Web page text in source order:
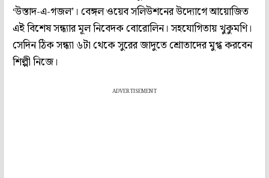
‘উস্তাদ-এ-গজল’। বেঙ্গল ওয়েব সলিউশনের উদ্যোগে আয়োজিত
এই বিশেষ সন্ধ্যার মূল নিবেদক বোরোলিন। সহযোগিতায় খুকুমণি।
সেদিন ঠিক সন্ধ্যা ৬টা থেকে সুরের জাদুতে শ্রোতাদের মুগ্ধ করবেন
শিল্পী নিজে।
ADVERTISEMENT